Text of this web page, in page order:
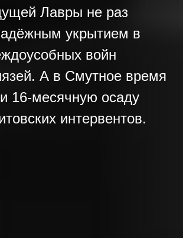
Лавры не раз
укрытием в
войн
А в Смутное время
16-месячную осаду
интервентов.